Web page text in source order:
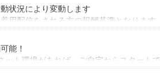
状況により変動します
用配信をされる方の報酬基準となります
月50時間程度）
月80時間程度）
能！
ット環境があれば、ご自宅からスタートで